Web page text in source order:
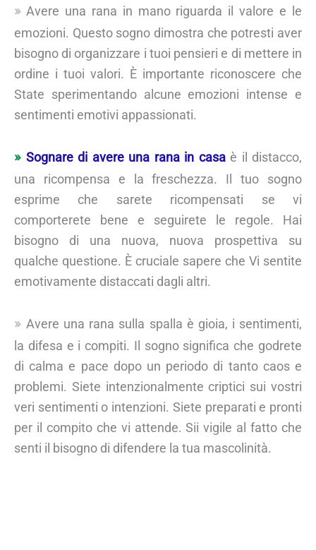
Avere una rana in mano riguarda il valore e le
emozioni. Questo sogno dimostra che potresti aver
bisogno di organizzare i tuoi pensieri e di mettere in
ordine i tuoi valori. È importante riconoscere che
State sperimentando alcune emozioni intense e
sentimenti emotivi appassionati.
Sognare di avere una rana in casaè il distacco,
una ricompensa e la freschezza. Il tuo sogno
esprime che sarete ricompensati se vi
comporterete bene e seguirete le regole. Hai
bisogno di una nuova, nuova prospettiva su
qualche questione. È cruciale sapere che Vi sentite
emotivamente distaccati dagli altri.
Avere una rana sulla spalla è gioia, i sentimenti,
la difesa e i compiti. Il sogno significa che godrete
di calma e pace dopo un periodo di tanto caos e
problemi. Siete intenzionalmente criptici sui vostri
veri sentimenti o intenzioni. Siete preparati e pronti
per il compito che vi attende. Sii vigile al fatto che
senti il bisogno di difendere la tua mascolinità.